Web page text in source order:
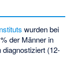
wurden bei
der Männer in
(12-